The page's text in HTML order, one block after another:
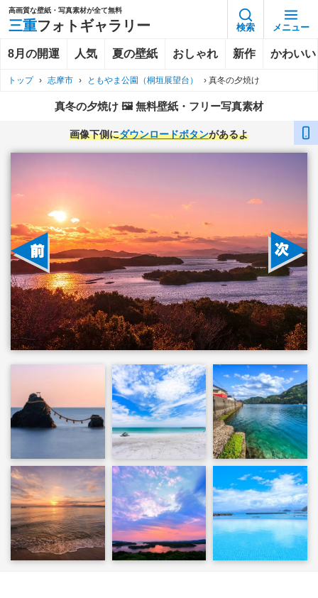
高画質な壁紙・写真素材が全て無料
三重フォトギャラリー 検索 メニュー
8月の開運 人気 夏の壁紙 おしゃれ 新作 かわいい
トップ › 志摩市 › ともやま公園（桐垣展望台） › 真冬の夕焼け
真冬の夕焼け 🖼️ 無料壁紙・フリー写真素材
画像下側にダウンロードボタンがあるよ